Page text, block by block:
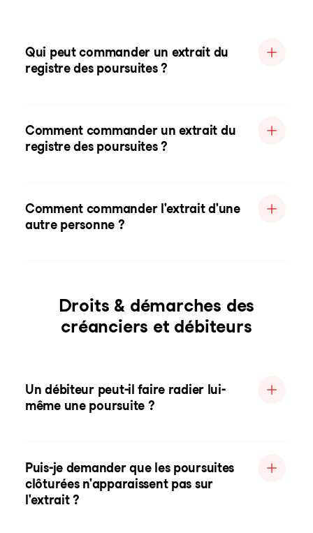
Qui peut commander un extrait du
registre des poursuites ?
Comment commander un extrait du
registre des poursuites ?
Comment commander l'extrait d'une
autre personne ?
Droits & démarches des
créanciers et débiteurs
Un débiteur peut-il faire radier lui-
même une poursuite ?
Puis-je demander que les poursuites
clôturées n'apparaissent pas sur
l'extrait ?